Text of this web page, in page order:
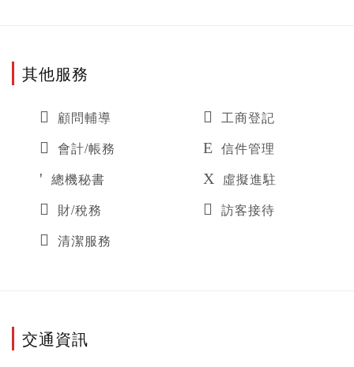
其他服務
顧問輔導
工商登記
會計/帳務
信件管理
總機秘書
虛擬進駐
財/稅務
訪客接待
清潔服務
交通資訊